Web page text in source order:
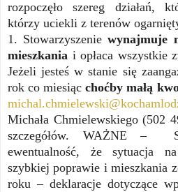
rozpoczęło szereg działań,
którzy uciekli z terenów
1. Stowarzyszeniewynajmuje
mieszkania i opłaca wszystkie
Jeżeli jesteś w stanie się
rok co miesiącchoćby małą
Michała Chmielewskiego (502
szczegółów. WAŻNE –
ewentualność, że sytuacja
szybkiej poprawie i mieszkania
roku – deklaracje dotyczące